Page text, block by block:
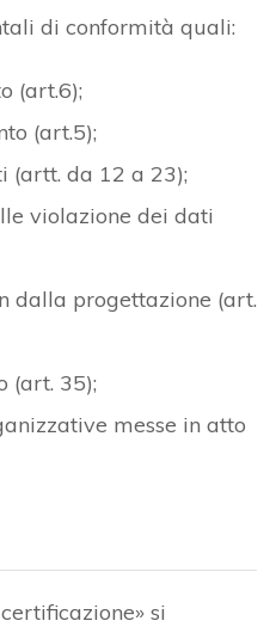
di conformità quali:
(art.6);
(art.5);
(artt. da 12 a 23);
violazione dei dati
dalla progettazione (art.
(art. 35);
messe in atto
si